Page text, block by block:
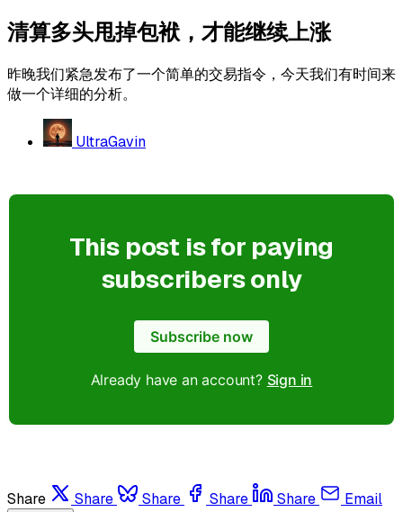
清算多头甩掉包袱，才能继续上涨
昨晚我们紧急发布了一个简单的交易指令，今天我们有时间来
做一个详细的分析。
UltraGavin
This post is for paying
subscribers only
Subscribe now
Already have an account? Sign in
Share Share Share Share Share Email